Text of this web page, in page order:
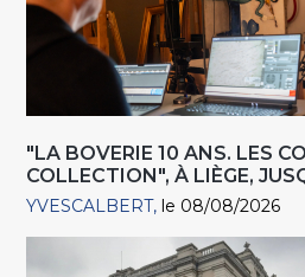
"LA BOVERIE 10 ANS. LES
COLLECTION", À LIÈGE,
YVESCALBERT le 08/08/2026